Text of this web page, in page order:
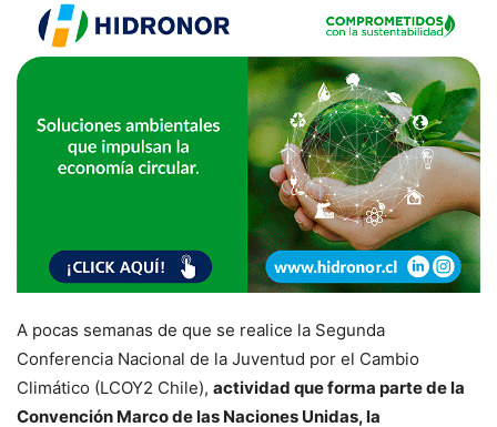
A pocas semanas de que se realice la Segunda
Conferencia Nacional de la Juventud por el Cambio
Climático (LCOY2 Chile), actividad que forma parte de la
Convención Marco de las Naciones Unidas, la